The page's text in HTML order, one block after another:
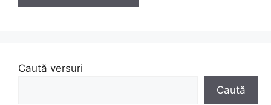
Caută versuri
Caută